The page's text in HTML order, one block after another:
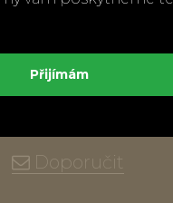
dávkování a
Doporučit
Přijímám